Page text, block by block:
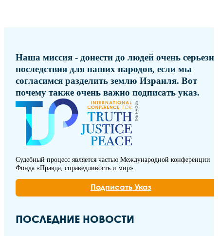
Наша миссия - донести до людей очень
последствия для наших народов, если мы
согласимся разделить землю Израиля. Вот
почему также очень важно подписать указ.
Судебный процесс является частью Международной конференции
Фонда «Правда, справедливость и мир».
Подписать Указ
ПОСЛЕДНИЕ НОВОСТИ